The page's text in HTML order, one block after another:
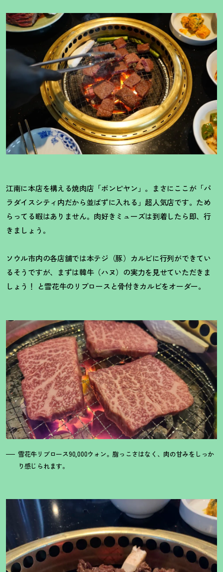
江南に本店を構える焼肉店「ボンピヤン」。まさにここが「パ
ラダイスシティ内だから並ばずに入れる」超人気店です。ため
らってる暇はありません。肉好きミューズは到着したら即、行
きましょう。
ソウル市内の各店舗では本テジ（豚）カルビに行列ができてい
るそうですが、まずは韓牛（ハヌ）の実力を見せていただきま
しょう ！ と雪花牛のリブロースと骨付きカルビをオーダー。
雪花牛リブロース90,000ウォン。脂っこさはなく、肉の甘みをしっか
り感じられます。